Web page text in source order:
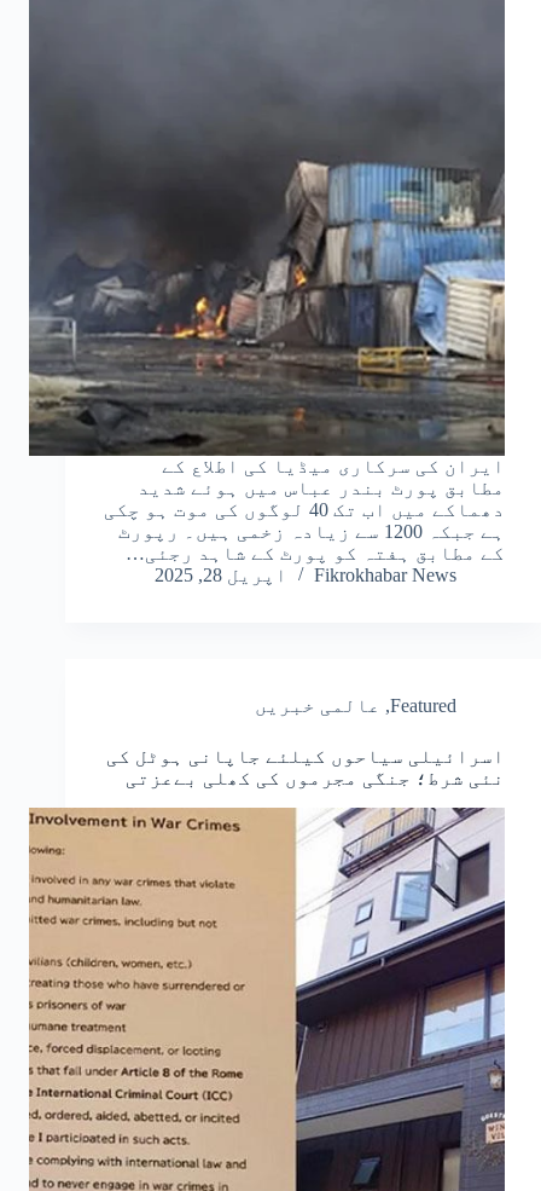
ایران کی سرکاری میڈیا کی اطلاع کے
مطابق پورٹ بندر عباس میں ہوئے شدید
دھماکے میں اب تک 40 لوگوں کی موت ہو چکی
ہے جبکہ 1200 سے زیادہ زخمی ہیں۔ رپورٹ
کے مطابق ہفتہ کو پورٹ کے شاہد رجئی…
Fikrokhabar News
اپریل 28, 2025
Featured
, عالمی خبریں
اسرائیلی سیاحوں کیلئے جاپانی ہوٹل کی
نئی شرط؛ جنگی مجرموں کی کھلی بےعزتی